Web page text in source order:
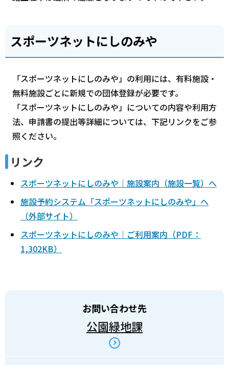
スポーツネットにしのみや
「スポーツネットにしのみや」の利用には、有料施設・
無料施設ごとに新規での団体登録が必要です。
「スポーツネットにしのみや」についての内容や利用方
法、申請書の提出等詳細については、下記リンクをご参
照ください。
リンク
スポーツネットにしのみや｜施設案内（施設一覧）へ
施設予約システム「スポーツネットにしのみや」へ
（外部サイト）
スポーツネットにしのみや｜ご利用案内（PDF：
1,302KB）
お問い合わせ先
公園緑地課